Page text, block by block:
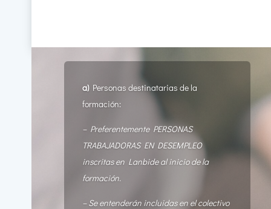
a)Personas destinatarias de la
formación:
– Preferentemente PERSONAS
TRABAJADORAS EN DESEMPLEO
inscritas en Lanbide al inicio de la
formación.
– Se entenderán incluidas en el colectivo